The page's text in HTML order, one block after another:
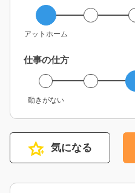
アットホーム
仕事の仕方
動きがない
気になる